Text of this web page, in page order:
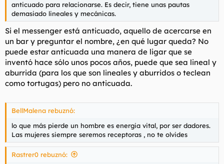
anticuado para relacionarse. Es decir, tiene unas pautas
demasiado lineales y mecánicas.
Si el messenger está anticuado, aquello de acercarse en
un bar y preguntar el nombre, ¿en qué lugar queda? No
puede estar anticuada una manera de ligar que se
inventó hace sólo unos pocos años, puede que sea lineal y
aburrida (para los que son lineales y aburridos o teclean
como tortugas) pero no anticuada.
BellMalena rebuznó:
lo que más pierde un hombre es energia vital, por ser dadores.
Las mujeres siempre seremos receptoras , no te olvides
Rastrer0 rebuznó: